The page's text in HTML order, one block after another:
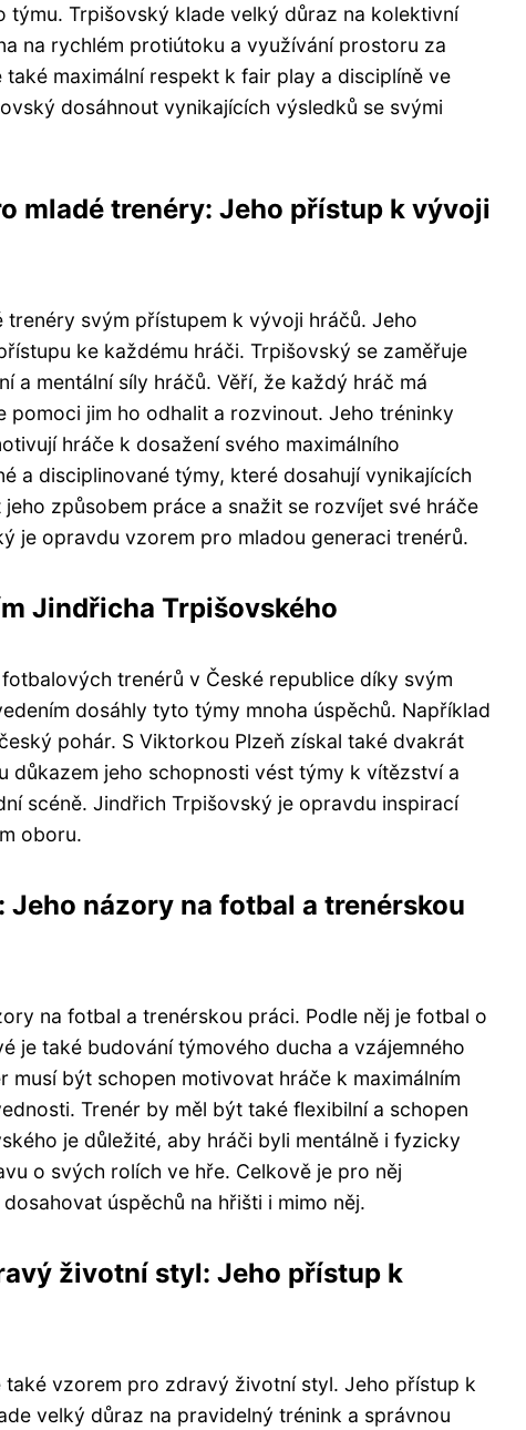
Trpišovský klade velký důraz na kolektivní
na rychlém protiútoku a využívání prostoru za
maximální respekt k fair play a disciplíně ve
dosáhnout vynikajících výsledků se svými
mladé trenéry: Jeho přístup k vývoji
svým přístupem k vývoji hráčů. Jeho
ke každému hráči. Trpišovský se zaměřuje
a mentální síly hráčů. Věří, že každý hráč má
pomoci jim ho odhalit a rozvinout. Jeho tréninky
hráče k dosažení svého maximálního
a disciplinované týmy, které dosahují vynikajících
způsobem práce a snažit se rozvíjet své hráče
je opravdu vzorem pro mladou generaci trenérů.
Jindřicha Trpišovského
trenérů v České republice díky svým
dosáhly tyto týmy mnoha úspěchů. Například
pohár. S Viktorkou Plzeň získal také dvakrát
důkazem jeho schopnosti vést týmy k vítězství a
scéně. Jindřich Trpišovský je opravdu inspirací
oboru.
názory na fotbal a trenérskou
na fotbal a trenérskou práci. Podle něj je fotbal o
je také budování týmového ducha a vzájemného
být schopen motivovat hráče k maximálním
Trenér by měl být také flexibilní a schopen
je důležité, aby hráči byli mentálně i fyzicky
o svých rolích ve hře. Celkově je pro něj
úspěchů na hřišti i mimo něj.
životní styl: Jeho přístup k
vzorem pro zdravý životní styl. Jeho přístup k
velký důraz na pravidelný trénink a správnou